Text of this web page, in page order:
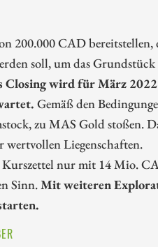
200.000 CAD
soll, um das
Closing wird für März 2022
Gemäß den
zu MAS Gold stoßen.
wertvollen Liegenschaften.
nur mit 14 Mio.
Sinn.Mit weiteren